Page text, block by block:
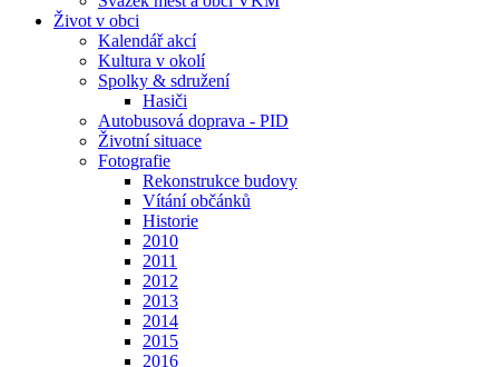
Život v obci
Kalendář akcí
Kultura v okolí
Spolky & sdružení
Hasiči
Autobusová doprava - PID
Životní situace
Fotografie
Rekonstrukce budovy
Vítání občánků
Historie
2010
2011
2012
2013
2014
2015
2016